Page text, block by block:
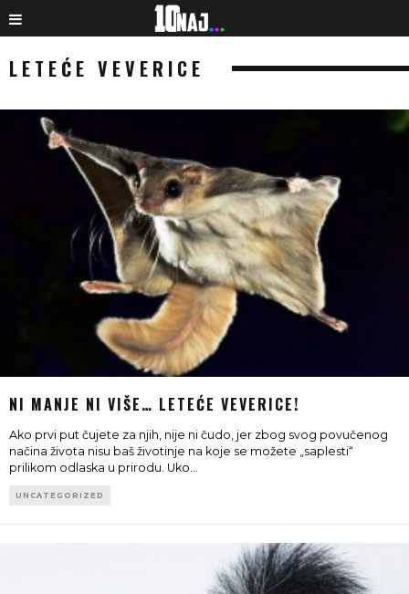
LETEĆE VEVERICE
NI MANJE NI VIŠE… LETEĆE VEVERICE!
Ako prvi put čujete za njih, nije ni čudo, jer zbog svog povučenog
načina života nisu baš životinje na koje se možete „saplesti“
prilikom odlaska u prirodu. Uko
UNCATEGORIZED